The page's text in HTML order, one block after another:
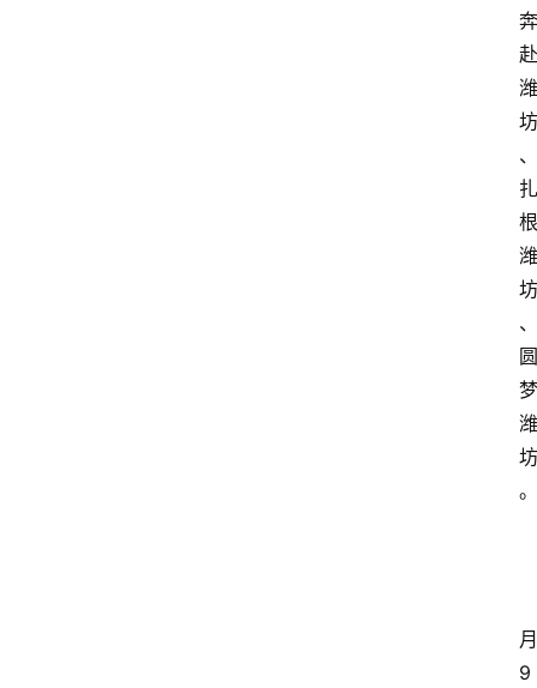
奔
赴
潍
坊
、
扎
根
潍
坊
、
圆
梦
潍
坊
。
月
9